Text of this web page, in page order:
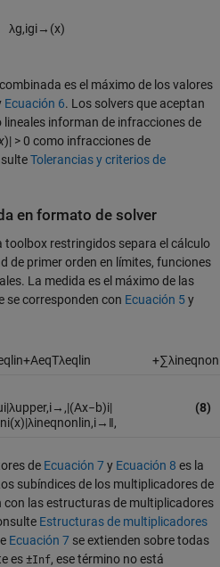
λg,igi→ (x)
es el máximo de los valores
Ecuación 6. Los solvers que aceptan
informan de infracciones de
)| > 0 como infracciones de
Tolerancias y criterios de
en formato de solver
toolbox restringidos separa el cálculo
de primer orden en límites, funciones
La medida es el máximo de las
se corresponden con Ecuación 5y
qlin+AeqTλeqlin +∑λineqnon
i|λupper,i→ ,|(Ax−b)i|
i(x)|λineqnonlin,i→ ‖,
(8)
de Ecuación 7y Ecuación 8 es la
subíndices de los multiplicadores de
con las estructuras de multiplicadores
Estructuras de multiplicadores
Ecuación 7 se extienden sobre todas
es ±Inf, ese término no está